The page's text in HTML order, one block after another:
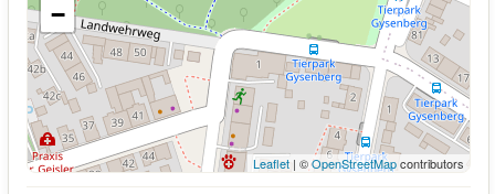
−
Leaflet | ©OpenStreetMapcontributors